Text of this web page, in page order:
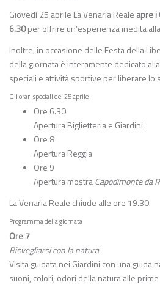
Giovedì 25 aprile La Venaria Reale apre i
6.30per offrire un’esperienza inedita alla
Inoltre, in occasione delle Festa della
della giornata è interamente dedicato
speciali e attività sportive per liberare lo
Gli orari speciali del 25 aprile
Ore 6.30
Apertura Biglietteria e Giardini
Ore 8
Apertura Reggia
Ore 9
Apertura mostraCapodimonte da
La Venaria Reale chiude alle ore 19.30.
Programma della giornata
Ore 7
Risvegliarsi con la natura
Visita guidata nei Giardini con una guida
suoni, colori, odori della natura alle prime